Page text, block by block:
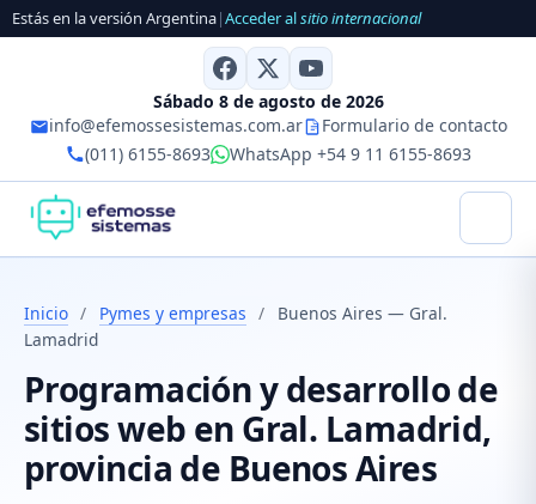
Estás en la versión Argentina|Acceder alsitio internacional
Sábado 8 de agosto de 2026
info@efemossesistemas.com.ar
Formulario de contacto
(011) 6155-8693
WhatsApp +54 9 11 6155-8693
Inicio / Pymes y empresas /
Buenos Aires — Gral.
Lamadrid
Programación y desarrollo de
sitios web en Gral. Lamadrid,
provincia de Buenos Aires